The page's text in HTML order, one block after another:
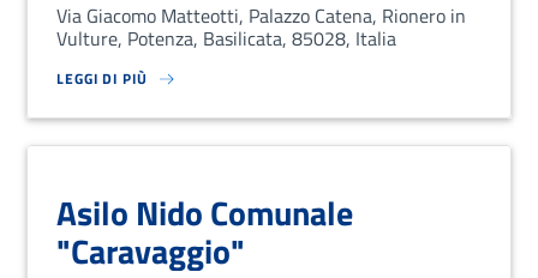
Via Giacomo Matteotti, Palazzo Catena, Rionero in
Vulture, Potenza, Basilicata, 85028, Italia
LEGGI DI PIÙ
SU LOREM IPSUM DOLOR SIT AMET, CONSECTETUR ADIPISCING
Asilo Nido Comunale
"Caravaggio"